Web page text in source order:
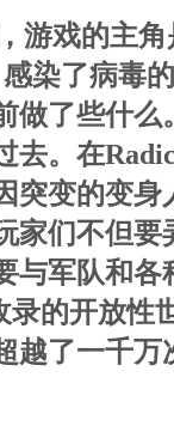
游戏的主
染了病毒
做了些什么
去。在
突变的变身
家们不但要
与军队和各
的开放性
越了一千万